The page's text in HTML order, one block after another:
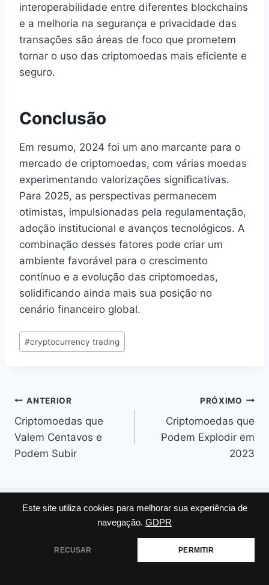
Este site utiliza cookies para melhorar sua experiência de
navegação. GDPR
RECUSAR PERMITIR
interoperabilidade entre diferentes blockchains
e a melhoria na segurança e privacidade das
transações são áreas de foco que prometem
tornar o uso das criptomoedas mais eficiente e
seguro.
Conclusão
Em resumo, 2024 foi um ano marcante para o
mercado de criptomoedas, com várias moedas
experimentando valorizações significativas.
Para 2025, as perspectivas permanecem
otimistas, impulsionadas pela regulamentação,
adoção institucional e avanços tecnológicos. A
combinação desses fatores pode criar um
ambiente favorável para o crescimento
contínuo e a evolução das criptomoedas,
solidificando ainda mais sua posição no
cenário financeiro global.
Tags
do
#cryptocurrency trading
Navegação
de
Post
ANTERIOR
Criptomoedas que
Valem Centavos e
Podem Subir
PRÓXIMO
Criptomoedas que
Podem Explodir em
2023
Posts Similares